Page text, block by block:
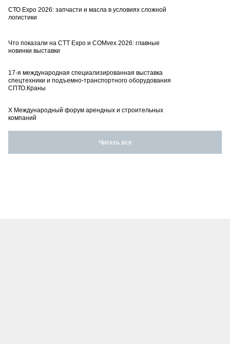
СТО Expo 2026: запчасти и масла в условиях сложной
логистики
Что показали на CTT Expo и COMvex 2026: главные
новинки выставки
17-я международная специализированная выставка
спецтехники и подъемно-транспортного оборудования
СПТО.Краны
X Международный форум арендных и строительных
компаний
Читать все